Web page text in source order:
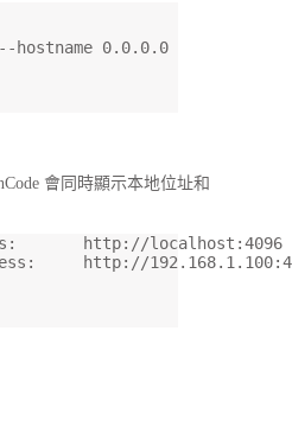
--hostname 0.0.0.0
會同時顯示本地位址和
http://localhost:4096
http://